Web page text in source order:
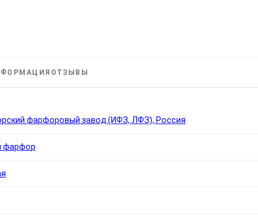
ОТЗЫВЫ
фарфоровый завод (ИФЗ, ЛФЗ), Россия
фарфор